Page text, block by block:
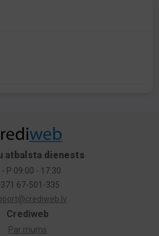
Crediweb
Par mums
atbalsta dienests
- P 09:00 - 17:30
67-501-335